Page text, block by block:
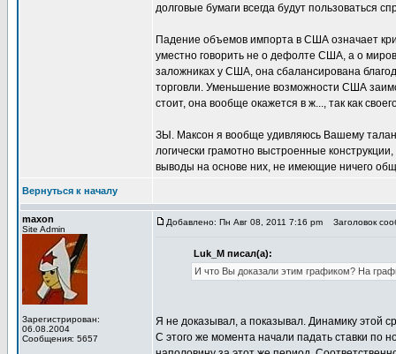
долговые бумаги всегда будут пользоваться
Падение объемов импорта в США означает
уместно говорить не о дефолте США, а о
заложниках у США, она сбалансирована
торговли. Уменьшение возможности США
стоит, она вообще окажется в ж..., так как
ЗЫ. Максон я вообще удивляюсь Вашему
логически грамотно выстроенные
выводы на основе них, не имеющие ничего
Вернуться к началу
maxon
Site Admin
Зарегистрирован:
06.08.2004
Сообщения: 5657
Добавлено: Пн Авг 08, 2011 7:16 pm Заголовок
Luk_M писал(а):
И что Вы доказали этим графиком? На
Я не доказывал, а показывал. Динамику этой
С этого же момента начали падать ставки по